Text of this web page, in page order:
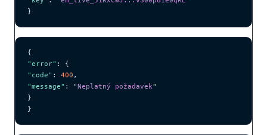
}
{
"error" : {
"code" : 400 ,
"message" : "Neplatný požadavek"
}
}